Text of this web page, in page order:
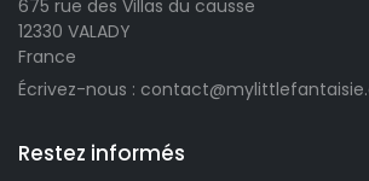
675 rue des Villas du causse
12330 VALADY
France
Écrivez-nous :
Restez informés